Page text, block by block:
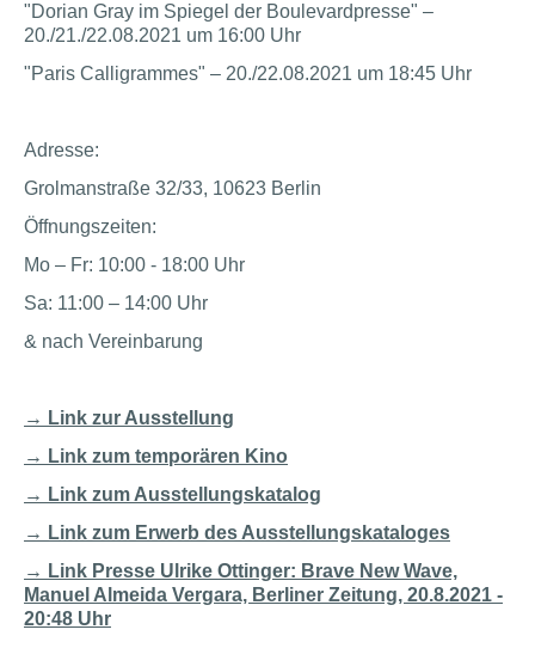
"Dorian Gray im Spiegel der Boulevardpresse" –
20./21./22.08.2021 um 16:00 Uhr
"Paris Calligrammes" – 20./22.08.2021 um 18:45 Uhr
Adresse:
Grolmanstraße 32/33, 10623 Berlin
Öffnungszeiten:
Mo – Fr: 10:00 - 18:00 Uhr
Sa: 11:00 – 14:00 Uhr
& nach Vereinbarung
→ Link zur Ausstellung
→ Link zum temporären Kino
→ Link zum Ausstellungskatalog
→ Link zum Erwerb des Ausstellungskataloges
→ Link Presse Ulrike Ottinger: Brave New Wave,
Manuel Almeida Vergara, Berliner Zeitung, 20.8.2021 -
20:48 Uhr